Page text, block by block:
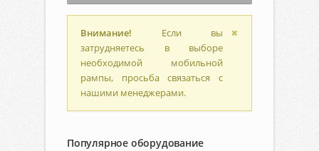
Внимание! Если вы
затрудняетесь в выборе
необходимой мобильной
рампы, просьба связаться с
нашими менеджерами.
Популярное оборудование